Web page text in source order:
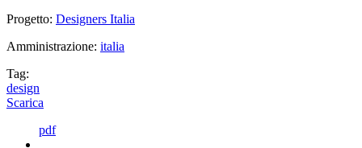
Progetto: Designers Italia
Amministrazione: italia
Tag:
design
Scarica
pdf